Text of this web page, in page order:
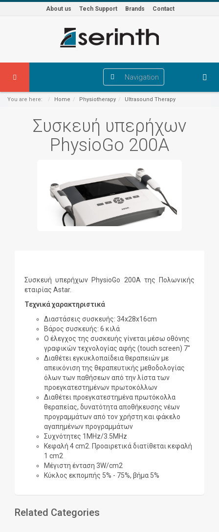
About us Tech Support Brands Contact
Navigation
You are here: Home Physiotherapy Ultrasound Therapy
Συσκευή υπερήχων
PhysioGo 200A
Συσκευή υπερήχων PhysioGo 200A της Πολωνικής
εταιρίας Astar.
Τεχνικά χαρακτηριστικά
Διαστάσεις συσκευής: 34x28x16cm
Βάρος συσκευής: 6 κιλά
Ο έλεγχος της συσκευής γίνεται μέσω οθόνης
γραφικών τεχνολογίας αφής (touch screen) 7''
Διαθέτει εγκυκλοπαίδεια θεραπειών με
απεικόνιση της θεραπευτικής μεθοδολογίας
όλων των παθήσεων από την λίστα των
προεγκατεστημένων πρωτοκόλλων
Διαθέτει προεγκατεστημένα πρωτόκολλα
θεραπείας, δυνατότητα αποθήκευσης νέων
προγραμμάτων από τον χρήστη και φάκελο
αγαπημένων προγραμμάτων
Συχνότητες 1MHz/3.5MHz
Κεφαλή 4 cm2. Προαιρετικά διατίθεται κεφαλή
1 cm2
Μέγιστη ένταση 3W/cm2
Κύκλος εκπομπής 5% - 75%, βήμα 5%
Related Categories